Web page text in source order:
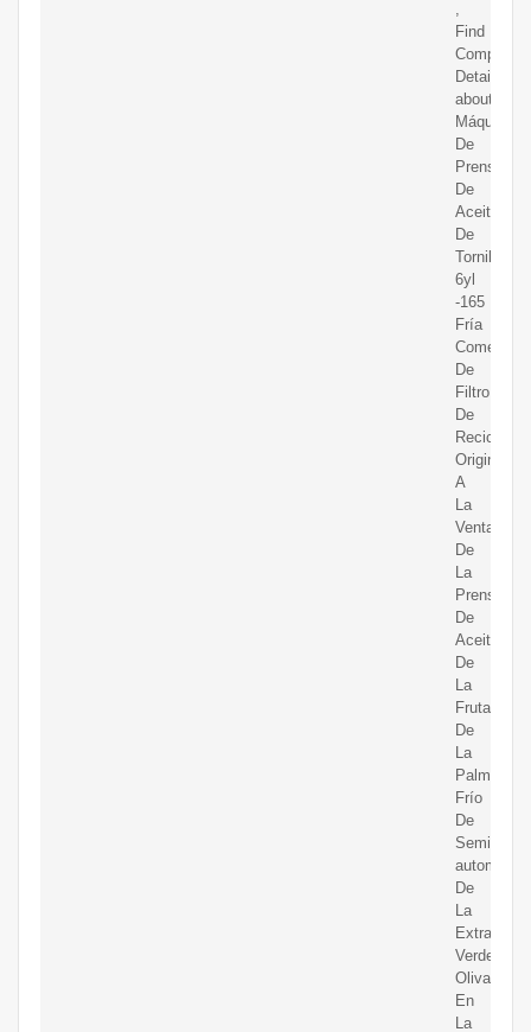
Find
Complete
Details
about
Máquina
De
Prensa
De
Aceite
De
Tornillo
6yl
-165
Fría
Comercial
De
Filtro
De
Reciclaje
Original
A
La
De
La
Prensa
De
Aceite
De
La
Fruta
De
La
Frío
De
Semi-
autom
De
La
Extracción
Verde
Oliva
En
La